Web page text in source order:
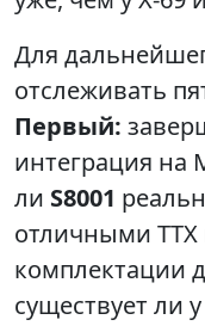
Для
отслеживать
Первый:
интеграция на
ли S8001
отличными
комплектации
существует ли